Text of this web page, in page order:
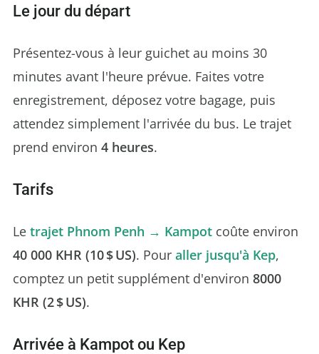
Le jour du départ
Présentez-vous à leur guichet au moins 30
minutes avant l'heure prévue. Faites votre
enregistrement, déposez votre bagage, puis
attendez simplement l'arrivée du bus. Le trajet
prend environ 4 heures.
Tarifs
Le trajet Phnom Penh → Kampot coûte environ
40 000 KHR (10 $ US). Pour aller jusqu'à Kep,
comptez un petit supplément d'environ 8000
KHR (2 $ US).
Arrivée à Kampot ou Kep